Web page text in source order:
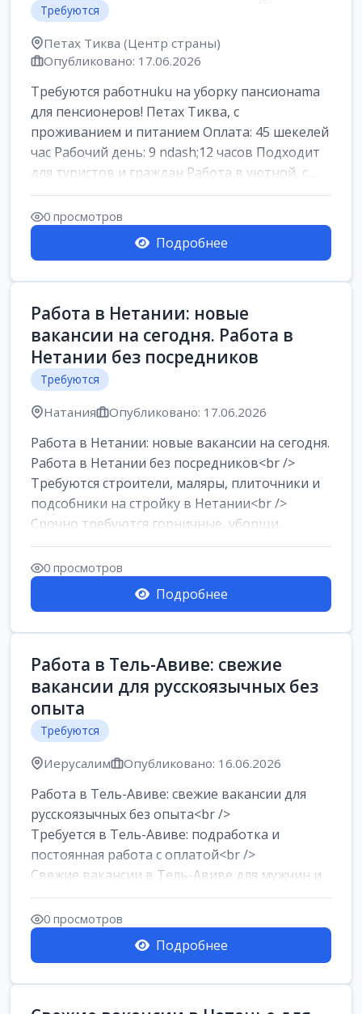
Требуются
Петах Тиква (Центр страны)
Опубликовано: 17.06.2026
Требуются работнuku на уборку пансионama
для пенсионеров! Петах Тиква, с
проживанием и питанием Оплата: 45 шекелей
час Рабочий день: 9 ndash;12 часов Подходит
для туристов и граждан Работа в уютной, с...
0 просмотров
Подробнее
Работа в Нетании: новые
вакансии на сегодня. Работа в
Нетании без посредников
Требуются
Натания Опубликовано: 17.06.2026
Работа в Нетании: новые вакансии на сегодня.
Работа в Нетании без посредников<br />
Требуются строители, маляры, плиточники и
подсобники на стройку в Нетании<br />
Срочно требуются горничные, уборщи...
0 просмотров
Подробнее
Работа в Тель-Авиве: свежие
вакансии для русскоязычных без
опыта
Требуются
Иерусалим Опубликовано: 16.06.2026
Работа в Тель-Авиве: свежие вакансии для
русскоязычных без опыта<br />
Требуется в Тель-Авиве: подработка и
постоянная работа с оплатой<br />
Свежие вакансии в Тель-Авиве для мужчин и
женщин от хозя...
0 просмотров
Подробнее